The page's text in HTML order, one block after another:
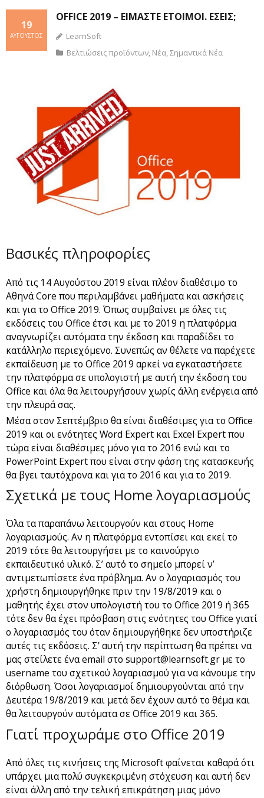
OFFICE 2019 – ΕΊΜΑΣΤΕ ΈΤΟΙΜΟΙ. ΕΣΕΊΣ;
19
ΑΎΓΟΥΣΤΟΣ
LearnSoft
Βελτιώσεις προϊόντων, Νέα,Σημαντικά Νέα
Βασικές πληροφορίες
Από τις 14 Αυγούστου 2019 είναι πλέον διαθέσιμο το
Αθηνά Core που περιλαμβάνει μαθήματα και ασκήσεις
και για το Office 2019. Όπως συμβαίνει με όλες τις
εκδόσεις του Office έτσι και με το 2019 η πλατφόρμα
αναγνωρίζει αυτόματα την έκδοση και παραδίδει το
κατάλληλο περιεχόμενο. Συνεπώς αν θέλετε να παρέχετε
εκπαίδευση με το Office 2019 αρκεί να εγκαταστήσετε
την πλατφόρμα σε υπολογιστή με αυτή την έκδοση του
Office και όλα θα λειτουργήσουν χωρίς άλλη ενέργεια από
την πλευρά σας.
Μέσα στον Σεπτέμβριο θα είναι διαθέσιμες για το Office
2019 και οι ενότητες Word Expert και Excel Expert που
τώρα είναι διαθέσιμες μόνο για το 2016 ενώ και το
PowerPoint Expert που είναι στην φάση της κατασκευής
θα βγει ταυτόχρονα και για το 2016 και για το 2019.
Σχετικά με τους Home λογαριασμούς
Όλα τα παραπάνω λειτουργούν και στους Home
λογαριασμούς. Αν η πλατφόρμα εντοπίσει και εκεί το
2019 τότε θα λειτουργήσει με το καινούργιο
εκπαιδευτικό υλικό. Σ’ αυτό το σημείο μπορεί ν’
αντιμετωπίσετε ένα πρόβλημα. Αν ο λογαριασμός του
χρήστη δημιουργήθηκε πριν την 19/8/2019 και ο
μαθητής έχει στον υπολογιστή του το Office 2019 ή 365
τότε δεν θα έχει πρόσβαση στις ενότητες του Office γιατί
ο λογαριασμός του όταν δημιουργήθηκε δεν υποστήριζε
αυτές τις εκδόσεις. Σ’ αυτή την περίπτωση θα πρέπει να
μας στείλετε ένα email στο support@learnsoft.gr με το
username του σχετικού λογαριασμού για να κάνουμε την
διόρθωση. Όσοι λογαριασμοί δημιουργούνται από την
Δευτέρα 19/8/2019 και μετά δεν έχουν αυτό το θέμα και
θα λειτουργούν αυτόματα σε Office 2019 και 365.
Γιατί προχωράμε στο Office 2019
Από όλες τις κινήσεις της Microsoft φαίνεται καθαρά ότι
υπάρχει μια πολύ συγκεκριμένη στόχευση και αυτή δεν
είναι άλλη από την τελική επικράτηση μιας μόνο